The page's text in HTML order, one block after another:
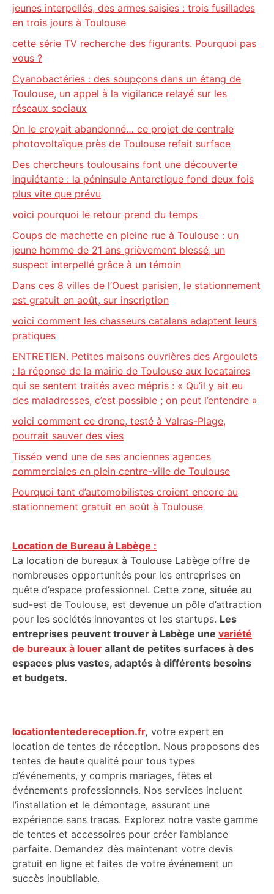
jeunes interpellés, des armes saisies : trois fusillades
en trois jours à Toulouse
cette série TV recherche des figurants. Pourquoi pas
vous ?
Cyanobactéries : des soupçons dans un étang de
Toulouse, un appel à la vigilance relayé sur les
réseaux sociaux
On le croyait abandonné… ce projet de centrale
photovoltaïque près de Toulouse refait surface
Des chercheurs toulousains font une découverte
inquiétante : la péninsule Antarctique fond deux fois
plus vite que prévu
voici pourquoi le retour prend du temps
Coups de machette en pleine rue à Toulouse : un
jeune homme de 21 ans grièvement blessé, un
suspect interpellé grâce à un témoin
Dans ces 8 villes de l’Ouest parisien, le stationnement
est gratuit en août, sur inscription
voici comment les chasseurs catalans adaptent leurs
pratiques
ENTRETIEN. Petites maisons ouvrières des Argoulets
: la réponse de la mairie de Toulouse aux locataires
qui se sentent traités avec mépris : « Qu’il y ait eu
des maladresses, c’est possible ; on peut l’entendre »
voici comment ce drone, testé à Valras-Plage,
pourrait sauver des vies
Tisséo vend une de ses anciennes agences
commerciales en plein centre-ville de Toulouse
Pourquoi tant d’automobilistes croient encore au
stationnement gratuit en août à Toulouse
Location de Bureau à Labège :
La location de bureaux à Toulouse Labège offre de
nombreuses opportunités pour les entreprises en
quête d’espace professionnel. Cette zone, située au
sud-est de Toulouse, est devenue un pôle d’attraction
pour les sociétés innovantes et les startups. Les
entreprises peuvent trouver à Labège une variété
de bureaux à louer allant de petites surfaces à des
espaces plus vastes, adaptés à différents besoins
et budgets.
locationtentedereception.fr, votre expert en
location de tentes de réception. Nous proposons des
tentes de haute qualité pour tous types
d’événements, y compris mariages, fêtes et
événements professionnels. Nos services incluent
l’installation et le démontage, assurant une
expérience sans tracas. Explorez notre vaste gamme
de tentes et accessoires pour créer l’ambiance
parfaite. Demandez dès maintenant votre devis
gratuit en ligne et faites de votre événement un
succès inoubliable.